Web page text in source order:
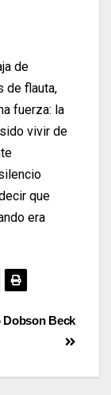
de
de flauta,
fuerza: la
vivir de
que
era
Beck